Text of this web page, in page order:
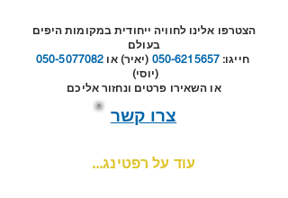
הצטרפו אלינו לחוויה ייחודית במקומות היפים
בעולם
חייגו: 050-6215657 (יאיר) או 050-5077082
(יוסי)
או השאירו פרטים ונחזור אליכם
צרו קשר
עוד על רפטינג...